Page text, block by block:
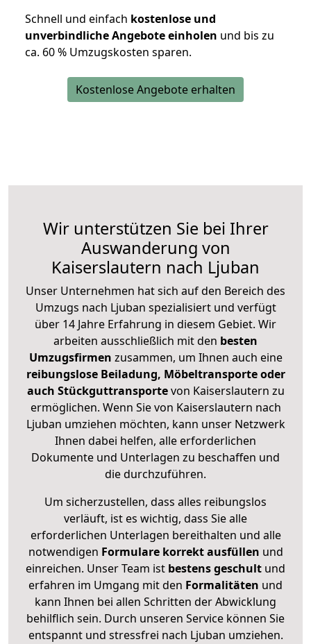
Schnell und einfach kostenlose und
unverbindliche Angebote einholen und bis zu
ca. 60 % Umzugskosten sparen.
Kostenlose Angebote erhalten
Wir unterstützen Sie bei Ihrer
Auswanderung von
Kaiserslautern nach Ljuban
Unser Unternehmen hat sich auf den Bereich des
Umzugs nach Ljuban spezialisiert und verfügt
über 14 Jahre Erfahrung in diesem Gebiet. Wir
arbeiten ausschließlich mit den besten
Umzugsfirmen zusammen, um Ihnen auch eine
reibungslose Beiladung, Möbeltransporte oder
auch Stückguttransportevon Kaiserslautern zu
ermöglichen. Wenn Sie von Kaiserslautern nach
Ljuban umziehen möchten, kann unser Netzwerk
Ihnen dabei helfen, alle erforderlichen
Dokumente und Unterlagen zu beschaffen und
die durchzuführen.
Um sicherzustellen, dass alles reibungslos
verläuft, ist es wichtig, dass Sie alle
erforderlichen Unterlagen bereithalten und alle
notwendigen Formulare korrekt ausfüllen und
einreichen. Unser Team ist bestens geschult und
erfahren im Umgang mit den Formalitäten und
kann Ihnen bei allen Schritten der Abwicklung
behilflich sein. Durch unseren Service können Sie
entspannt und stressfrei nach Ljuban umziehen.